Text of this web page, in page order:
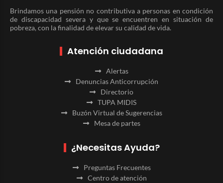
Brindamos una pensión no contributiva a personas en condición
de discapacidad severa y que se encuentren en situación de
pobreza, con la finalidad de elevar su calidad de vida.
Atención ciudadana
Alertas
Denuncias Anticorrupción
Directorio
TUPA MIDIS
Buzón Virtual de Sugerencias
Mesa de partes
¿Necesitas Ayuda?
Preguntas Frecuentes
Centro de atención